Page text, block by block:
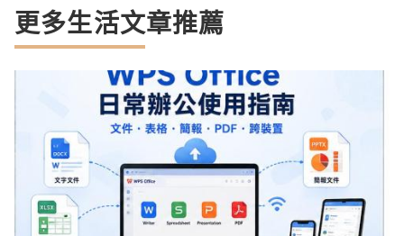
更多生活文章推薦